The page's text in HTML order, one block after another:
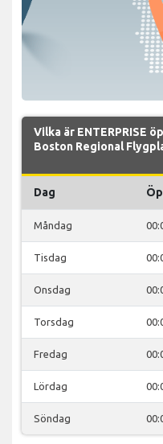
Vilka är ENTERPRISE
Boston Regional
Dag
Måndag
Tisdag
Onsdag
Torsdag
Fredag
Lördag
Söndag